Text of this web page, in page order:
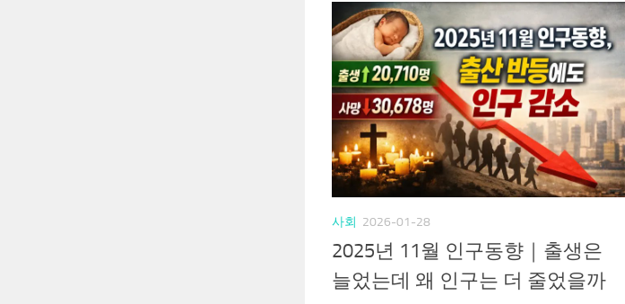
사회 2026-01-28
2025년 11월 인구동향｜출생은
늘었는데 왜 인구는 더 줄었을까